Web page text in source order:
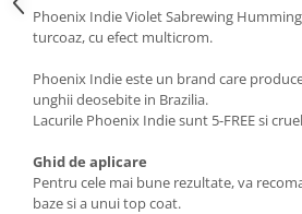
Phoenix Indie Violet Sabrewing
turcoaz, cu efect multicrom.
Phoenix Indie este un brand care
unghii deosebite in Brazilia.
Lacurile Phoenix Indie sunt 5-FREE si
Ghid de aplicare
Pentru cele mai bune rezultate, va
baze si a unui top coat.